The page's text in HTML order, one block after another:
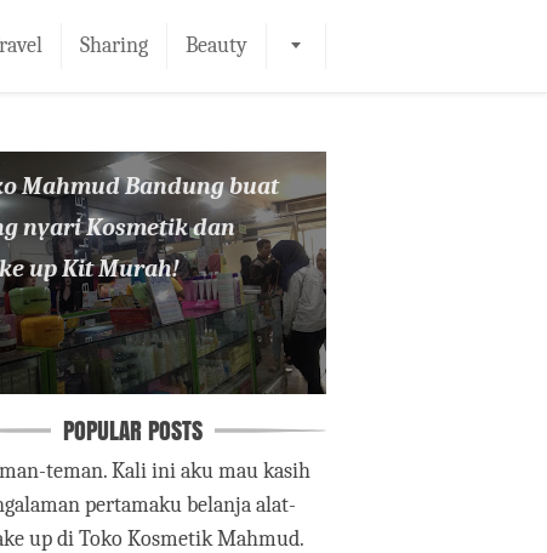
Sharing Beauty
Mahmud Bandung buat
nyari Kosmetik dan
up Kit Murah!
POPULAR POSTS
teman. Kali ini aku mau kasih
pertamaku belanja alat-
up di Toko Kosmetik Mahmud.